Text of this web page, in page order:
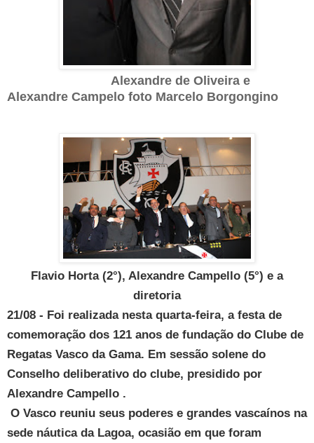
Alexandre de Oliveira e
Alexandre Campelo foto Marcelo Borgongino
Flavio Horta (2°), Alexandre Campello (5°) e a
diretoria
21/08 - Foi realizada nesta quarta-feira, a festa de
comemoração dos 121 anos de fundação do Clube de
Regatas Vasco da Gama. Em sessão solene do
Conselho deliberativo do clube, presidido por
Alexandre Campello .
O Vasco reuniu seus poderes e grandes vascaínos na
sede náutica da Lagoa, ocasião em que foram